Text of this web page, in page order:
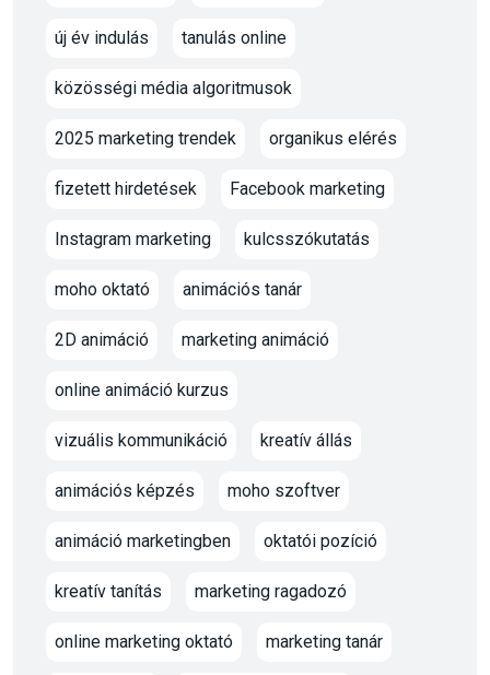
új év indulás tanulás online
közösségi média algoritmusok
2025 marketing trendek organikus elérés
fizetett hirdetések Facebook marketing
Instagram marketing kulcsszókutatás
moho oktató animációs tanár
2D animáció marketing animáció
online animáció kurzus
vizuális kommunikáció kreatív állás
animációs képzés moho szoftver
animáció marketingben oktatói pozíció
kreatív tanítás marketing ragadozó
online marketing oktató marketing tanár